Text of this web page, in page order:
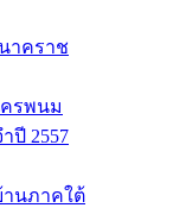
าคราช
รพนม
ปี 2557
นภาคใต้